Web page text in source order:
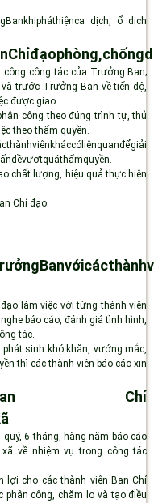
dịch, ổ dịch
Chỉđạophòng,chống
công công tác của Trưởng Ban;
trước Trưởng Ban về tiến độ,
được giao.
công theo đúng trình tự, thủ
theo thẩm quyền.
đềvượtquáthẩmquyền.
chất lượng, hiệu quả thực hiện
Chỉ đạo.
làm việc với từng thành viên
báo cáo, đánh giá tình hình,
tác.
sinh khó khăn, vướng mắc,
thì các thành viên báo cáo xin
Chỉ
6 tháng, hàng năm báo cáo
về nhiệm vụ trong công tác
lợi cho các thành viên Ban Chỉ
công, chăm lo và tạo điều